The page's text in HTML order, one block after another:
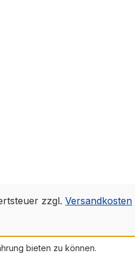
zzgl. Versandkosten
bieten zu können.